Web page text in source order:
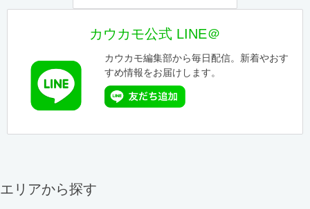
カウカモ公式 LINE＠
カウカモ編集部から毎日配信。新着やおす
すめ情報をお届けします。
エリアから探す